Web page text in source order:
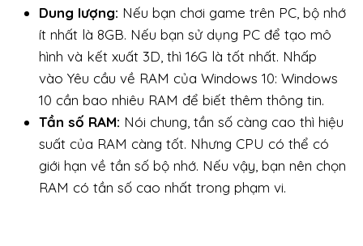
Dung lượng: Nếu bạn chơi game trên PC, bộ nhớ
ít nhất là 8GB. Nếu bạn sử dụng PC để tạo mô
hình và kết xuất 3D, thì 16G là tốt nhất. Nhấp
vào Yêu cầu về RAM của Windows 10: Windows
10 cần bao nhiêu RAM để biết thêm thông tin.
Tần số RAM: Nói chung, tần số càng cao thì hiệu
suất của RAM càng tốt. Nhưng CPU có thể có
giới hạn về tần số bộ nhớ. Nếu vậy, bạn nên chọn
RAM có tần số cao nhất trong phạm vi.